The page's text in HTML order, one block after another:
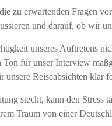
zu erwartenden Fragen
und darauf, ob wir
unseres Auftretens
für unser Interview
unsere Reiseabsichten klar
steckt, kann den Stress
Traum von einer